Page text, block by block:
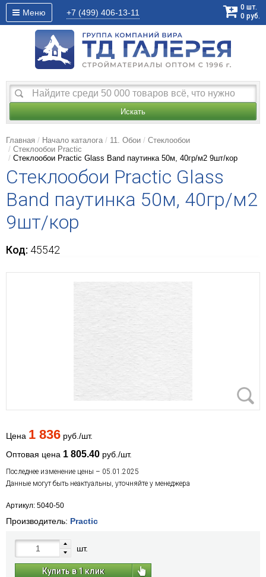
Меню +7 (499) 406-13-11
0 шт.
0 руб.
Искать
Главная Начало каталога 11. Обои
Стеклообои
Стеклообои Practic
Стеклообои Practic Glass Band паутинка 50м, 40гр/м2 9шт/кор
Стеклообои Practic Glass
Band паутинка 50м, 40гр/м2
9шт/кор
Код: 45542
Цена 1 836 руб./шт.
Оптовая цена 1 805.40 руб./шт.
Последнее изменение цены – 05.01.2025
Данные могут быть неактуальны, уточняйте у менеджера
Артикул: 5040-50
Производитель: Practic
шт.
Купить в 1 клик